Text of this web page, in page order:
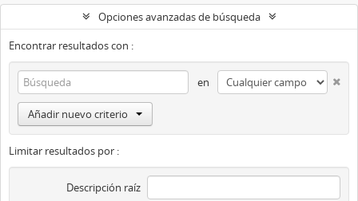
Opciones avanzadas de búsqueda
Encontrar resultados con :
en
Añadir nuevo criterio
Limitar resultados por :
Descripción raíz